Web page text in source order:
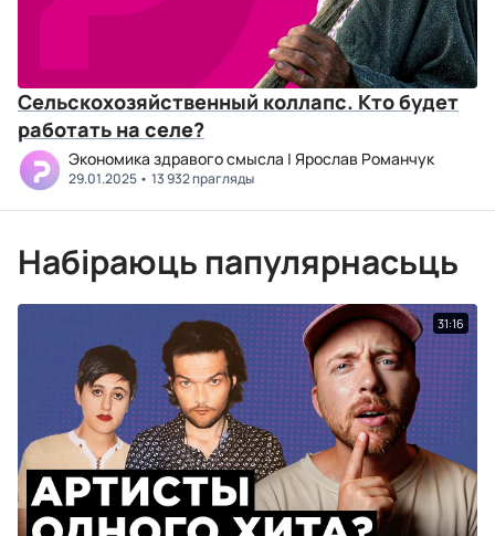
Сельскохозяйственный коллапс. Кто будет
работать на селе?
Экономика здравого смысла | Ярослав Романчук
29.01.2025 13 932 прагляды
Набіраюць папулярнасьць
31:16